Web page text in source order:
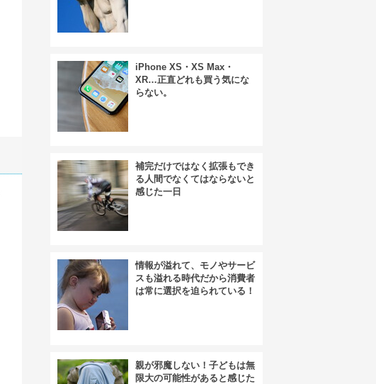
iPhone XS・XS Max・
XR…正直どれも買う気にな
らない。
補完だけではなく拡張もでき
る人間でなくてはならないと
感じた一日
情報が溢れて、モノやサービ
スも溢れる時代だから消費者
は常に選択を迫られている！
親が邪魔しない！子どもは無
限大の可能性があると感じた